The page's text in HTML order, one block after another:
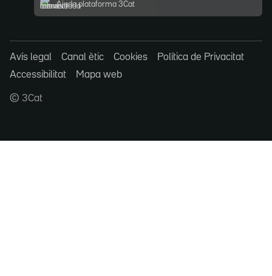
Ajuda plataforma 3Cat
Avís legal Canal ètic Cookies
Política de Privacitat
Accessibilitat
Mapa web
© 3Cat